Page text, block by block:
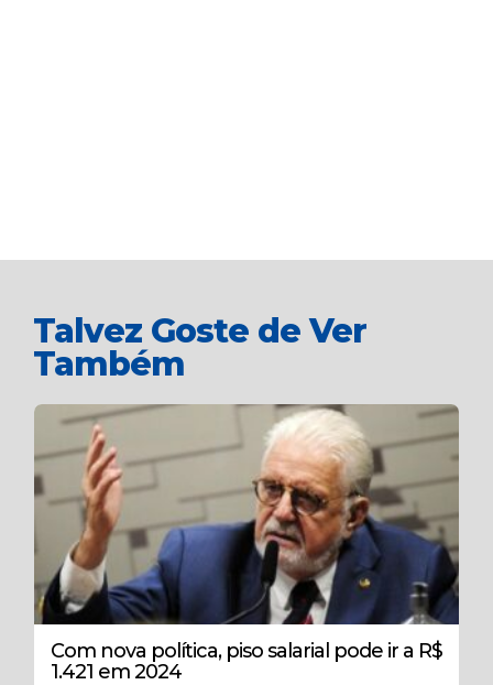
Talvez Goste de Ver
Também
Com nova política, piso salarial pode ir a R$
1.421 em 2024